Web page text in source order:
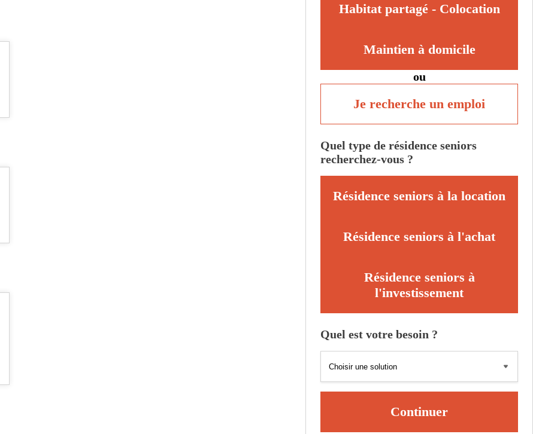
Habitat partagé - Colocation
Maintien à domicile
ou
Je recherche un emploi
Quel type de résidence seniors
recherchez-vous ?
Résidence seniors à la location
Résidence seniors à l'achat
Résidence seniors à
l'investissement
Quel est votre besoin ?
Continuer